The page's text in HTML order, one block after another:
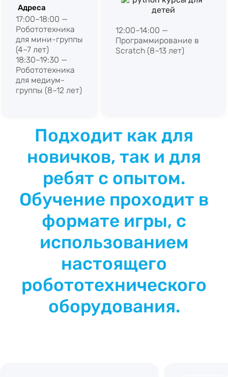
Адреса
17:00–18:00 —
Робототехника
для мини-группы
(4–7 лет)
18:30–19:30 —
Робототехника
для медиум-
группы (8–12 лет)
12:00–14:00 —
Программирование в
Scratch (8–13 лет)
Подходит как для
новичков, так и для
ребят с опытом.
Обучение проходит в
формате игры, с
использованием
настоящего
робототехнического
оборудования.